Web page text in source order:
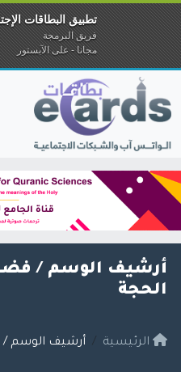
أرشيف الوسم /
الحجة
الرئيسية أرشيف الوسم
تطبيق البطاقات
فريق البرمجة
مجانا - على الآبستور